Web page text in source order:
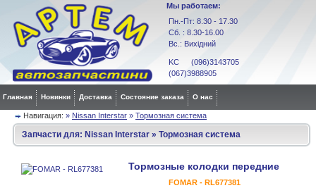
Мы работаем:
Пн.-Пт: 8.30 - 17.30
Сб. : 8.30-16.00
Вс.: Вихідний
KC (096)3143705
(067)3988905
Главная Новинки Доставка Состояние заказа О нас
Навигация: » Nissan Interstar » Тормозная система
Запчасти для: Nissan Interstar » Тормозная система
Тормозные колодки передние
FOMAR - RL677381